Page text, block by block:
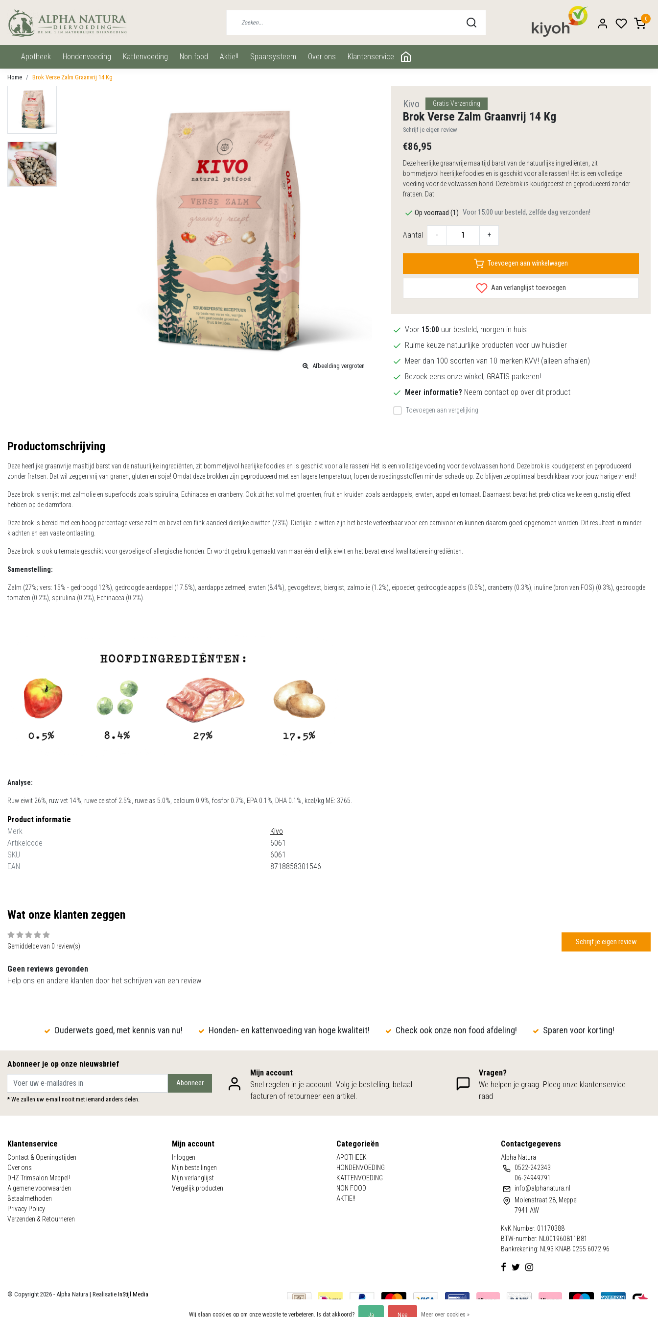
0
apotheek hondenvoeding kattenvoeding non food aktie!! spaarsysteem over ons klantenservice
Home Brok Verse Zalm Graanvrij 14 Kg
Afbeelding vergroten
Kivo Gratis Verzending
Brok Verse Zalm Graanvrij 14 Kg
Schrijf je eigen review
€86,95
Deze heerlijke graanvrije maaltijd barst van de natuurlijke ingrediënten, zit
bommetjevol heerlijke foodies en is geschikt voor alle rassen! Het is een volledige
voeding voor de volwassen hond. Deze brok is koudgeperst en geproduceerd zonder
fratsen. Dat
Op voorraad (1) Voor 15:00 uur besteld, zelfde dag verzonden!
Aantal - +
Toevoegen aan winkelwagen
Aan verlanglijst toevoegen
Voor 15:00 uur besteld, morgen in huis
Ruime keuze natuurlijke producten voor uw huisdier
Meer dan 100 soorten van 10 merken KVV! (alleen afhalen)
Bezoek eens onze winkel, GRATIS parkeren!
Meer informatie? Neem contact op over dit product
Toevoegen aan vergelijking
Productomschrijving
Deze heerlijke graanvrije maaltijd barst van de natuurlijke ingrediënten, zit bommetjevol heerlijke foodies en is geschikt voor alle rassen! Het is een volledige voeding voor de volwassen hond. Deze brok is koudgeperst en geproduceerd
zonder fratsen. Dat wil zeggen vrij van granen, gluten en soja! Omdat deze brokken zijn geproduceerd met een lagere temperatuur, lopen de voedingsstoffen minder schade op. Zo blijven ze optimaal beschikbaar voor jouw harige vriend!
Deze brok is verrijkt met zalmolie en superfoods zoals spirulina, Echinacea en cranberry. Ook zit het vol met groenten, fruit en kruiden zoals aardappels, erwten, appel en tomaat. Daarnaast bevat het prebiotica welke een gunstig effect
hebben op de darmflora.
Deze brok is bereid met een hoog percentage verse zalm en bevat een flink aandeel dierlijke eiwitten (73%). Dierlijke eiwitten zijn het beste verteerbaar voor een carnivoor en kunnen daarom goed opgenomen worden. Dit resulteert in minder
klachten en een vaste ontlasting.
Deze brok is ook uitermate geschikt voor gevoelige of allergische honden. Er wordt gebruik gemaakt van maar één dierlijk eiwit en het bevat enkel kwalitatieve ingrediënten.
Samenstelling:
Zalm (27%; vers: 15% - gedroogd 12%), gedroogde aardappel (17.5%), aardappelzetmeel, erwten (8.4%), gevogeltevet, biergist, zalmolie (1.2%), eipoeder, gedroogde appels (0.5%), cranberry (0.3%), inuline (bron van FOS) (0.3%), gedroogde
tomaten (0.2%), spirulina (0.2%), Echinacea (0.2%).
Analyse:
Ruw eiwit 26%, ruw vet 14%, ruwe celstof 2.5%, ruwe as 5.0%, calcium 0.9%, fosfor 0.7%, EPA 0.1%, DHA 0.1%, kcal/kg ME: 3765.
Product informatie
Merk
Kivo
Artikelcode
6061
SKU
6061
EAN
8718858301546
Wat onze klanten zeggen
Gemiddelde van 0 review(s) Schrijf je eigen review
Geen reviews gevonden
Help ons en andere klanten door het schrijven van een review
Ouderwets goed, met kennis van nu! Honden- en kattenvoeding van hoge kwaliteit! Check ook onze non food afdeling! Sparen voor korting!
Abonneer je op onze nieuwsbrief
Abonneer
* We zullen uw e-mail nooit met iemand anders delen.
Mijn account
Snel regelen in je account. Volg je bestelling, betaal
facturen of retourneer een artikel.
Vragen?
We helpen je graag. Pleeg onze klantenservice
raad
Klantenservice
Contact & Openingstijden
Over ons
DHZ Trimsalon Meppel!
Algemene voorwaarden
Betaalmethoden
Privacy Policy
Verzenden & Retourneren
Mijn account
Inloggen
Mijn bestellingen
Mijn verlanglijst
Vergelijk producten
Categorieën
APOTHEEK
HONDENVOEDING
KATTENVOEDING
NON FOOD
AKTIE!!
Contactgegevens
Alpha Natura
0522-242343
06-24949791
info@alphanatura.nl
Molenstraat 28, Meppel
7941 AW
KvK Number: 01170388
BTW-number: NL001960811B81
Bankrekening: NL93 KNAB 0255 6072 96
© Copyright 2026 - Alpha Natura | Realisatie InStijl Media
Wij slaan cookies op om onze website te verbeteren. Is dat akkoord? Ja Nee Meer over cookies »